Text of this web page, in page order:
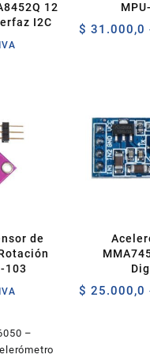
12
I2C
$ 31.000,0
de
103
$ 25.000,0